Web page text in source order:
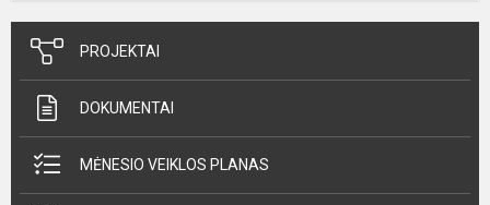
PROJEKTAI
DOKUMENTAI
MĖNESIO VEIKLOS PLANAS